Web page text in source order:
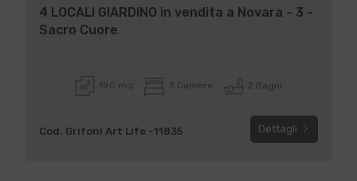
4 LOCALI GIARDINO in vendita a Novara - 3 -
Sacro Cuore
190 mq 3 Camere 2 Bagni
Cod. Grifoni Art Life -11835 Dettagli